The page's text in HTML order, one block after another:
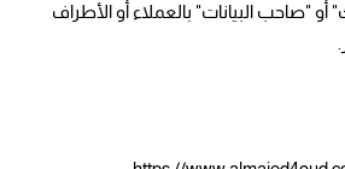
أو "صاحب البيانات" بالعملاء أو الأطراف